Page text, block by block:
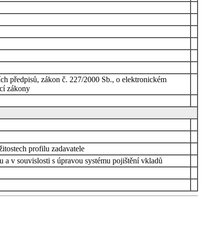
předpisů, zákon č. 227/2000 Sb., o elektronickém
zákony
profilu zadavatele
a v souvislosti s úpravou systému pojištění vkladů